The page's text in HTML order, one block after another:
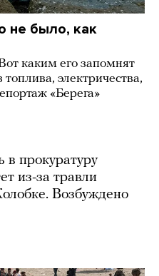
не было, как
каким его запомнят
электричества,
«Берега»
в прокуратуру
из-за травли
Возбуждено